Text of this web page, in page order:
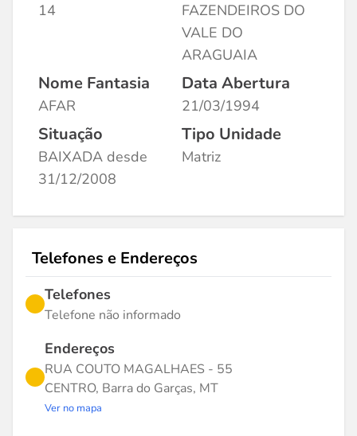
14
FAZENDEIROS DO
VALE DO
ARAGUAIA
Nome Fantasia
AFAR
Data Abertura
21/03/1994
Situação
BAIXADA desde
31/12/2008
Tipo Unidade
Matriz
Telefones e Endereços
Telefones
Telefone não informado
Endereços
RUA COUTO MAGALHAES - 55
CENTRO, Barra do Garças, MT
Ver no mapa